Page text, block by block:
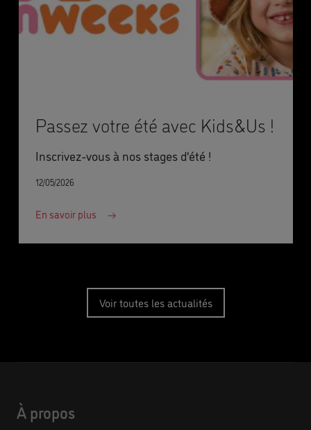
Passez votre été avec Kids&Us !
Inscrivez-vous à nos stages d'été !
12/05/2026
En savoir plus
Voir toutes les actualités
À propos